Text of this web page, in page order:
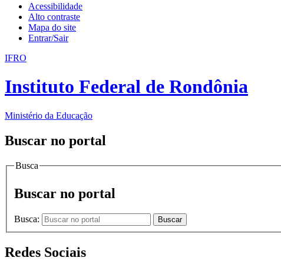
Acessibilidade
Alto contraste
Mapa do site
Entrar/Sair
IFRO
Instituto Federal de Rondônia
Ministério da Educação
Buscar no portal
Busca
Buscar no portal
Busca: Buscar
Redes Sociais